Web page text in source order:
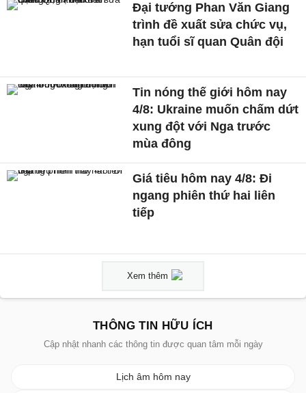
Đại tướng Phan Văn Giang
trình đề xuất sửa chức vụ,
hạn tuổi sĩ quan Quân đội
Tin nóng thế giới hôm nay
4/8: Ukraine muốn chấm dứt
xung đột với Nga trước
mùa đông
Giá tiêu hôm nay 4/8: Đi
ngang phiên thứ hai liên
tiếp
Xem thêm
THÔNG TIN HỮU ÍCH
Cập nhật nhanh các thông tin được quan tâm mỗi ngày
Lịch âm hôm nay